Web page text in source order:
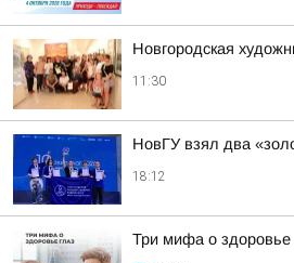
Новгородская
11:30
НовГУ взял два
18:12
Три мифа о здоровье